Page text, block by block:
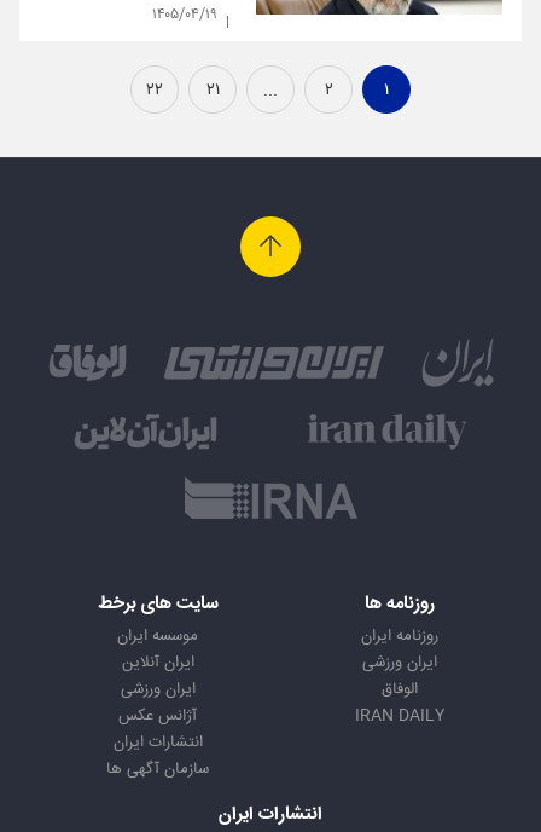
۱۴۰۵/۰۴/۱۹
۱ ۲ ... ۲۱ ۲۲
روزنامه ها
روزنامه ایران
ایران ورزشی
الوفاق
IRAN DAILY
سایت های برخط
موسسه ایران
ایران آنلاین
ایران ورزشی
آژانس عکس
انتشارات ایران
سازمان آگهی ها
انتشارات ایران